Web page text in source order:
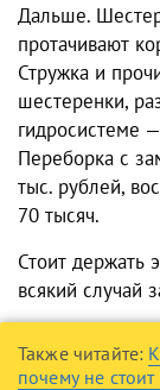
Дальше.
протачивают
Стружка и
шестеренки,
гидросистеме
Переборка с
тыс. рублей,
70 тысяч.
Стоит держать
всякий случай
Также читайте:
почему не